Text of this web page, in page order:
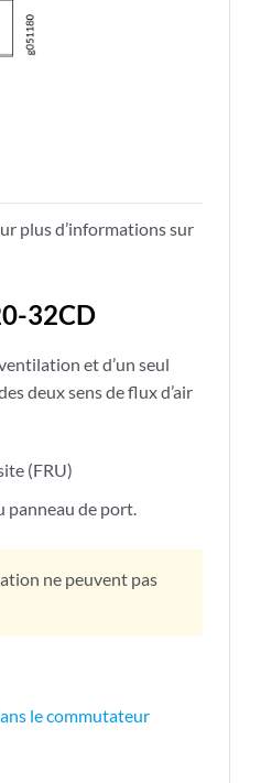
plus d’informations sur
32CD
et d’un seul
deux sens de flux d’air
(FRU)
panneau de port.
ne peuvent pas
le commutateur